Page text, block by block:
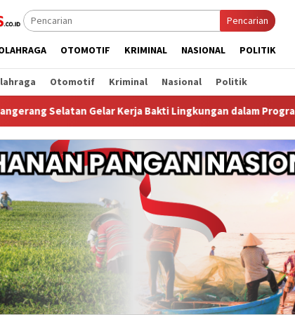
Pencarian
OTOMOTIF KRIMINAL NASIONAL POLITIK
Otomotif Kriminal Nasional Politik
Bakti Lingkungan dalam Program “PMJ Merdeka